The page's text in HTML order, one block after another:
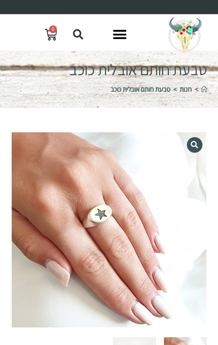
0
טבעת חותם אובלית כוכב
> חנות > טבעת חותם אובלית כוכב